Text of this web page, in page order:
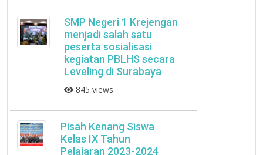
SMP Negeri 1 Krejengan
menjadi salah satu
peserta sosialisasi
kegiatan PBLHS secara
Leveling di Surabaya
845 views
Pisah Kenang Siswa
Kelas IX Tahun
Pelajaran 2023-2024